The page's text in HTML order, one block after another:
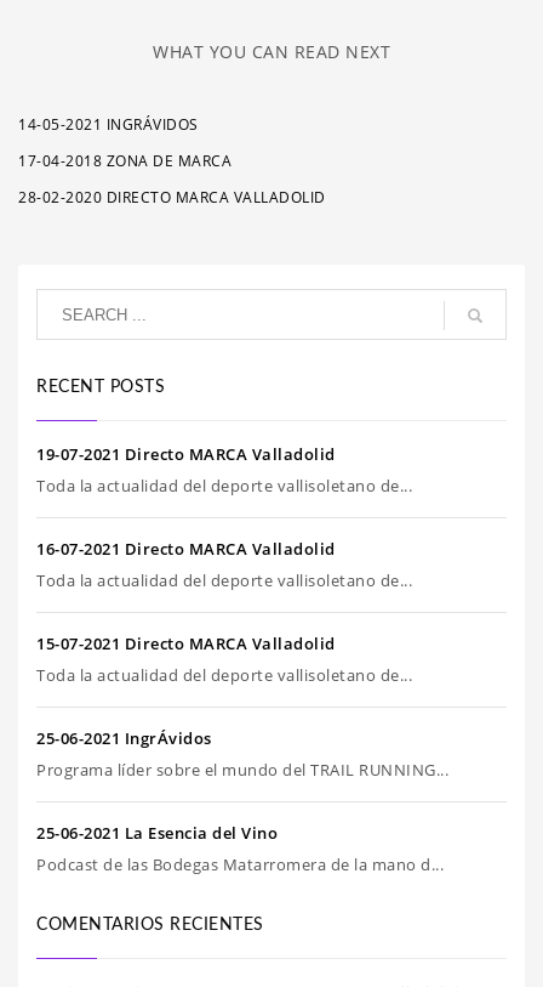
WHAT YOU CAN READ NEXT
14-05-2021 INGRÁVIDOS
17-04-2018 ZONA DE MARCA
28-02-2020 DIRECTO MARCA VALLADOLID
RECENT POSTS
19-07-2021 Directo MARCA Valladolid
Toda la actualidad del deporte vallisoletano de...
16-07-2021 Directo MARCA Valladolid
Toda la actualidad del deporte vallisoletano de...
15-07-2021 Directo MARCA Valladolid
Toda la actualidad del deporte vallisoletano de...
25-06-2021 IngrÁvidos
Programa líder sobre el mundo del TRAIL RUNNING...
25-06-2021 La Esencia del Vino
Podcast de las Bodegas Matarromera de la mano d...
COMENTARIOS RECIENTES